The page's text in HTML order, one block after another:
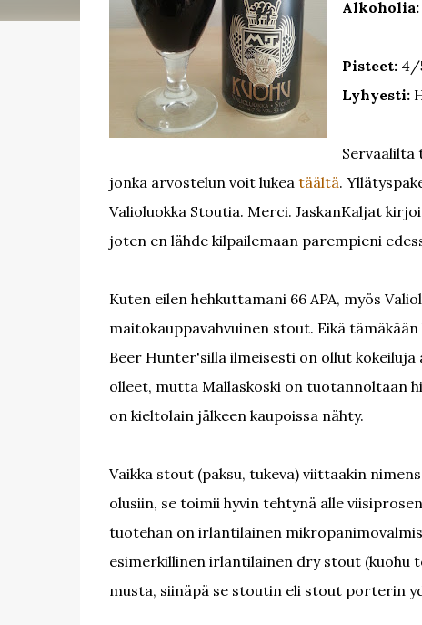
Alkoholia:
Pisteet:4/
Lyhyesti:
Servaalilta
jonka arvostelun voit lukea täältä.
Valioluokka Stoutia. Merci. JaskanKaljat
joten en lähde kilpailemaan parempieni
Kuten eilen hehkuttamani 66 APA, myös
maitokauppavahvuinen stout. Eikä
Beer Hunter'silla ilmeisesti on ollut
olleet, mutta Mallaskoski on tuotannoltaan
on kieltolain jälkeen kaupoissa nähty.
Vaikka stout (paksu, tukeva) viittaakin
olusiin, se toimii hyvin tehtynä alle
tuotehan on irlantilainen
esimerkillinen irlantilainen dry stout (kuohu
musta, siinäpä se stoutin eli stout porterin